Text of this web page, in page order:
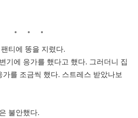
티에 똥을 지렸다.
기에 응가를 했다고 했다. 그러더니 집
를 조금씩 했다. 스트레스 받았나보
불안했다.